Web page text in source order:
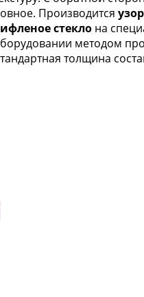
Производится
стекло на
методом
толщина